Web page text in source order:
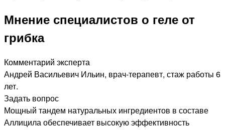
Мнение специалистов о геле от
грибка
Комментарий эксперта
Андрей Васильевич Ильин, врач-терапевт, стаж работы 6
лет.
Задать вопрос
Мощный тандем натуральных ингредиентов в составе
Аллицила обеспечивает высокую эффективность